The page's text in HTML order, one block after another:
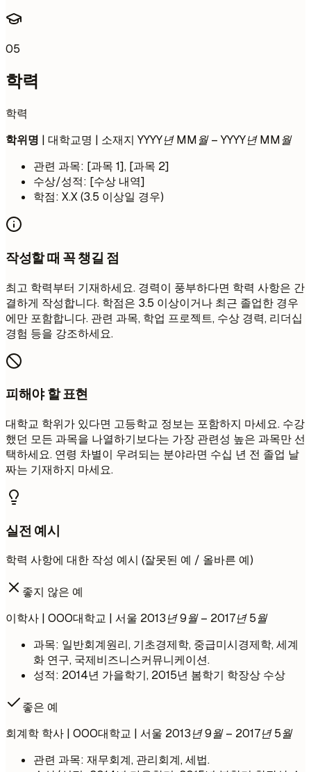
05
학력
학력
학위명 | 대학교명 | 소재지 YYYY년 MM월 – YYYY년 MM월
관련 과목: [과목 1], [과목 2]
수상/성적: [수상 내역]
학점: X.X (3.5 이상일 경우)
작성할 때 꼭 챙길 점
최고 학력부터 기재하세요. 경력이 풍부하다면 학력 사항은 간
결하게 작성합니다. 학점은 3.5 이상이거나 최근 졸업한 경우
에만 포함합니다. 관련 과목, 학업 프로젝트, 수상 경력, 리더십
경험 등을 강조하세요.
피해야 할 표현
대학교 학위가 있다면 고등학교 정보는 포함하지 마세요. 수강
했던 모든 과목을 나열하기보다는 가장 관련성 높은 과목만 선
택하세요. 연령 차별이 우려되는 분야라면 수십 년 전 졸업 날
짜는 기재하지 마세요.
실전 예시
학력 사항에 대한 작성 예시 (잘못된 예 / 올바른 예)
좋지 않은 예
이학사 | OOO대학교 | 서울 2013년 9월 – 2017년 5월
과목: 일반회계원리, 기초경제학, 중급미시경제학, 세계
화 연구, 국제비즈니스커뮤니케이션.
성적: 2014년 가을학기, 2015년 봄학기 학장상 수상
좋은 예
회계학 학사 | OOO대학교 | 서울 2013년 9월 – 2017년 5월
관련 과목: 재무회계, 관리회계, 세법.